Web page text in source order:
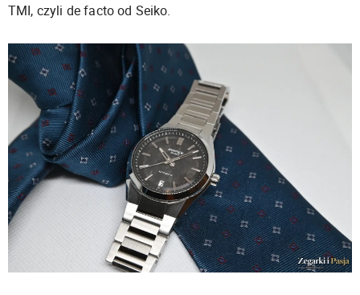
TMI, czyli de facto od Seiko.